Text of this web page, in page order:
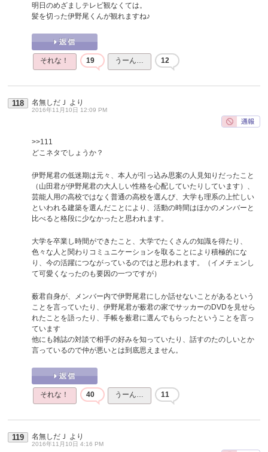
明日のめざましテレビ観なくては。
髪を切った伊野尾くんが観れますね♪
それな！ 19 うーん… 12
118 名無しだＪ より
2016年11月10日 12:09 PM
>>111
どこネタでしょうか？
伊野尾君の低迷期は元々、本人が引っ込み思案の人見知りだったこと
（山田君が伊野尾君の大人しい性格を心配していたりしています）、
芸能人用の高校ではなく普通の高校を選んび、大学も理系の上忙しい
といわれる建築を選んだことにより、活動の時間はほかのメンバーと
比べると格段に少なかったと思われます。
大学を卒業し時間ができたこと、大学でたくさんの知識を得たり、
色々な人と関わりコミュニケーションを取ることにより積極的にな
り、今の活躍につながっているのではと思われます。（イメチェンし
て可愛くなったのも要因の一つですが）
薮君自身が、メンバー内で伊野尾君にしか話せないことがあるという
ことを言っていたり、伊野尾君が薮君の家でサッカーのDVDを見せら
れたことを語ったり、手帳を薮君に選んでもらったということを言っ
ています
他にも雑誌の対談で相手の好みを知っていたり、話すのたのしいとか
言っているので仲が悪いとは到底思えません。
それな！ 40 うーん… 11
119 名無しだＪ より
2016年11月10日 4:16 PM